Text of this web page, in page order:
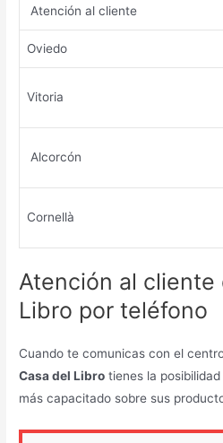
Atención al cliente
Oviedo
Vitoria
Alcorcón
Cornellà
Atención al cliente
Libro por teléfono
Cuando te comunicas con el
Casa del Libro tienes la
más capacitado sobre sus